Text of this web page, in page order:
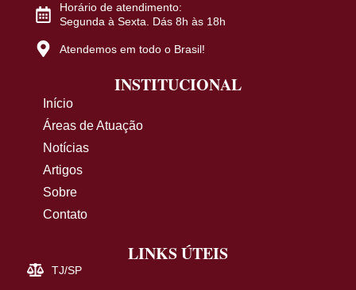
Horário de atendimento:
Segunda à Sexta. Dás 8h às 18h
Atendemos em todo o Brasil!
INSTITUCIONAL
Início
Áreas de Atuação
Notícias
Artigos
Sobre
Contato
LINKS ÚTEIS
TJ/SP